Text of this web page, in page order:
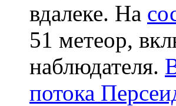
вдалеке. На
51 метеор,
наблюдателя.
потока